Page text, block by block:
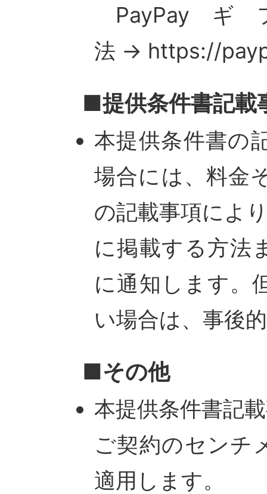
PayPay
法 → https://
■提供条件書記載
本提供条件書の
場合には、料金
の記載事項によ
に掲載する方法
に通知します。
い場合は、事後
■その他
本提供条件書記
ご契約のセンチ
適用します。